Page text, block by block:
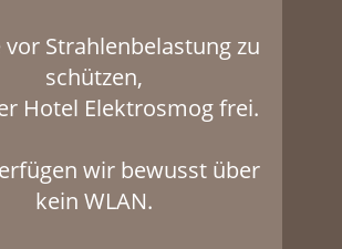
vor Strahlenbelastung zu
schützen,
Hotel Elektrosmog frei.
wir bewusst über
kein WLAN.